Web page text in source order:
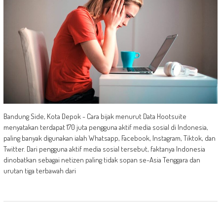
Bandung Side, Kota Depok - Cara bijak menurut Data Hootsuite
menyatakan terdapat 170 juta pengguna aktif media sosial di Indonesia,
paling banyak digunakan ialah Whatsapp, Facebook, Instagram, Tiktok, dan
Twitter. Dari pengguna aktif media sosial tersebut, faktanya Indonesia
dinobatkan sebagai netizen paling tidak sopan se-Asia Tenggara dan
urutan tiga terbawah dari